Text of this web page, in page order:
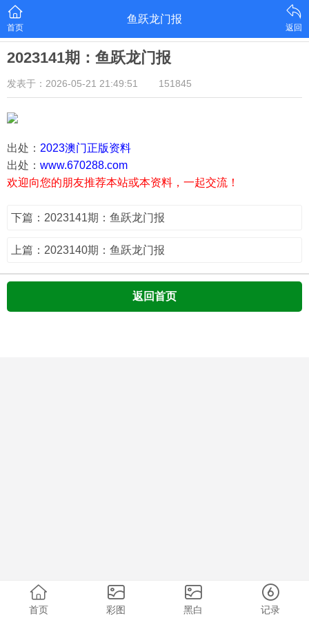
首页
鱼跃龙门报
返回
2023141期：鱼跃龙门报
发表于：2026-05-21 21:49:51 151845
出处： 2023澳门正版资料
出处： www.670288.com
欢迎向您的朋友推荐本站或本资料，一起交流！
下篇：2023141期：鱼跃龙门报
上篇：2023140期：鱼跃龙门报
返回首页
首页 彩图 黑白 记录